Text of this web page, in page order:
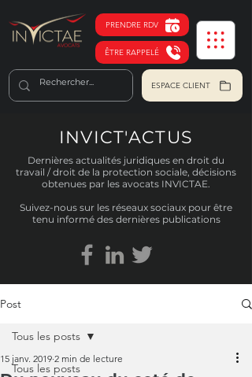
PRENDRE RDV
ÊTRE RAPPELÉ
ESPACE CLIENT
INVICT'ACTUS
Dernières actualités juridiques en droit du
travail / droit de la protection sociale, décisions
obtenues par les avocats INVICTAE.
Suivez-nous sur les réseaux sociaux pour être
tenu informé des dernières publications
Post
Tous les posts
Tous les posts
15 janv. 2019 2 min de lecture